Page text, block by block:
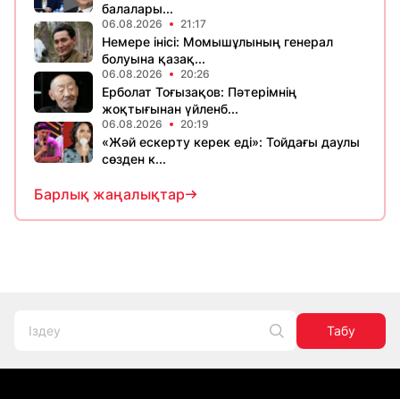
балалары...
06.08.2026 21:17
Немере інісі: Момышұлының генерал
болуына қазақ...
06.08.2026 20:26
Ерболат Тоғызақов: Пәтерімнің
жоқтығынан үйленб...
06.08.2026 20:19
«Жәй ескерту керек еді»: Тойдағы даулы
сөзден к...
Барлық жаңалықтар
Табу